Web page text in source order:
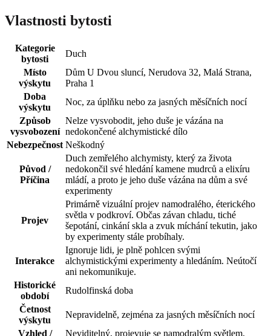
Vlastnosti bytosti
Kategorie
bytosti
Duch
Místo
výskytu
Dům U Dvou sluncí, Nerudova 32, Malá Strana,
Praha 1
Doba
výskytu
Noc, za úplňku nebo za jasných měsíčních nocí
Způsob
vysvobození
Nelze vysvobodit, jeho duše je vázána na
nedokončené alchymistické dílo
Nebezpečnost Neškodný
Původ /
Příčina
Duch zemřelého alchymisty, který za života
nedokončil své hledání kamene mudrců a elixíru
mládí, a proto je jeho duše vázána na dům a své
experimenty
Projev
Primárně vizuální projev namodralého, éterického
světla v podkroví. Občas závan chladu, tiché
šepotání, cinkání skla a zvuk míchání tekutin, jako
by experimenty stále probíhaly.
Interakce
Ignoruje lidi, je plně pohlcen svými
alchymistickými experimenty a hledáním. Neútočí
ani nekomunikuje.
Historické
období
Rudolfinská doba
Četnost
výskytu
Nepravidelně, zejména za jasných měsíčních nocí
Vzhled /
Neviditelný, projevuje se namodralým světlem.